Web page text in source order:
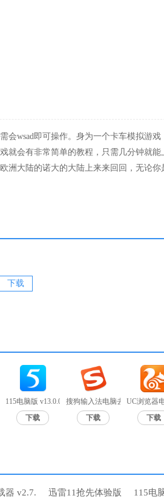
会wsad即可操作。身为一个卡车模拟游
就会有非常简单的教程，只需几分钟就
洲大陆的诺大的大陆上来来回回，无论
下载
询工具 V1.0
115电脑版 v13.0.0.2官方版
下载
搜狗输入法电脑去广告版 v9.7a
下载
UC浏览器
下载
器 v2.7. 迅雷11抢先体验版 115电